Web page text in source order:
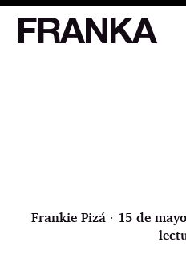
FRANKA
Frankie Pizá∙ 15 de